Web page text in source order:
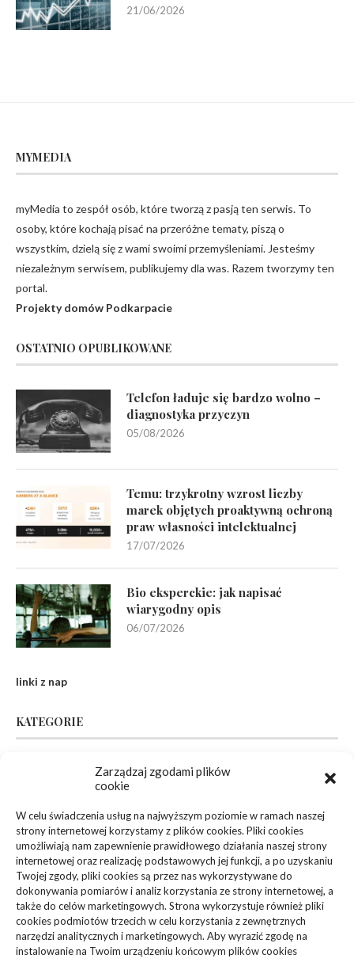
Zarządzaj zgodami plików
cookie
W celu świadczenia usług na najwyższym poziomie w ramach naszej
strony internetowej korzystamy z plików cookies. Pliki cookies
umożliwiają nam zapewnienie prawidłowego działania naszej strony
internetowej oraz realizację podstawowych jej funkcji, a po uzyskaniu
Twojej zgody, pliki cookies są przez nas wykorzystywane do
dokonywania pomiarów i analiz korzystania ze strony internetowej, a
także do celów marketingowych. Strona wykorzystuje również pliki
cookies podmiotów trzecich w celu korzystania z zewnętrznych
narzędzi analitycznych i marketingowych. Aby wyrazić zgodę na
instalowanie na Twoim urządzeniu końcowym plików cookies
21/06/2026
MYMEDIA
myMedia to zespół osób, które tworzą z pasją ten serwis. To
osoby, które kochają pisać na przeróżne tematy, piszą o
wszystkim, dzielą się z wami swoimi przemyśleniami. Jesteśmy
niezależnym serwisem, publikujemy dla was. Razem tworzymy ten
portal.
Projekty domów Podkarpacie
OSTATNIO OPUBLIKOWANE
Telefon ładuje się bardzo wolno –
diagnostyka przyczyn
05/08/2026
Temu: trzykrotny wzrost liczby
marek objętych proaktywną ochroną
praw własności intelektualnej
17/07/2026
Bio eksperckie: jak napisać
wiarygodny opis
06/07/2026
linki z nap
KATEGORIE
(94)
Dom, Ogród
Zdrowie, Medycyna
Edukacja, Rozrywka (36)
Sport, Turystyka